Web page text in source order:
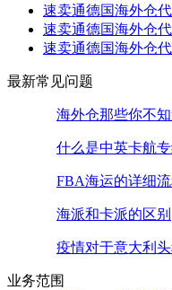
速卖通德国海外仓
速卖通德国海外仓
速卖通德国海外仓
最新常见问题
海外仓那些你不
什么是中英卡航专
FBA海运的详细
海派和卡派的区别
疫情对于意大利
业务范围